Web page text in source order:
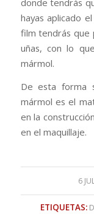
donde tendrás
hayas aplicado
film tendrás que
uñas, con lo
mármol.
De esta forma
mármol es el
en la
en el maquillaje.
6 /
ETIQUETAS: